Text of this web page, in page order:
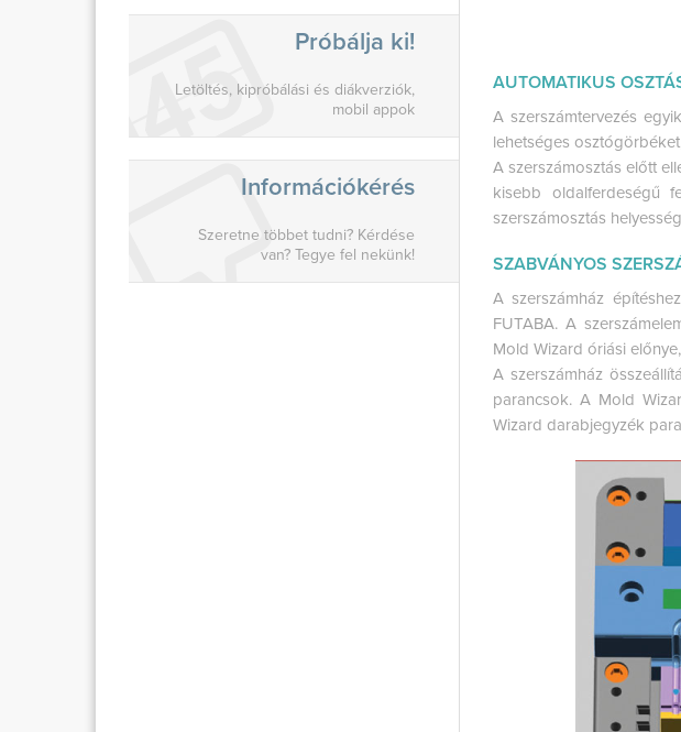
Próbálja ki!
Letöltés, kipróbálási és diákverziók,
mobil appok
Információkérés
Szeretne többet tudni? Kérdése
van? Tegye fel nekünk!
AUTOMATIKUS
A szerszámtervezés
lehetséges
A szerszámosztás előtt
kisebb oldalferdeségű
szerszámosztás
SZABVÁNYOS
A szerszámház
FUTABA. A
Mold Wizard óriási
A szerszámház
parancsok. A Mold
Wizard darabjegyzék